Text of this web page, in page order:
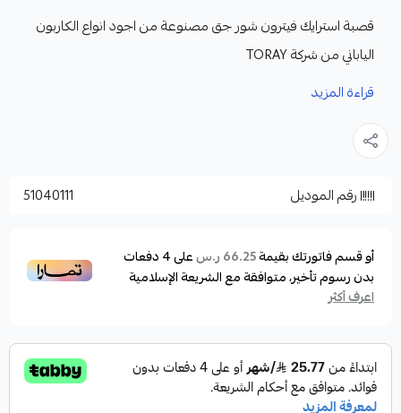
قصبة استرايك فيترون شور جق مصنوعة من اجود انواع الكاربون
الياباني من شركة TORAY
الميزات:
مظهرًا عصريًا وجذابًا.
طول الصنارة، تضمن انسيابية الخيط ورميات دقيقة.
حلقات حلقات القصبة دبل تعني أن قاعدة الحلقة تتكون
هذا التصميم يوفر قوة وثباتًا أكبر للحلقة، خاصة عند
تعرضها لضغوط عالية أثناء الرمي وسحب الأسماك الكبيرة
مقبض مريح: يوفر قبضة قوية وثابتة، مما يقلل من التعب
قراءة المزيد
رقم الموديل 51040111
أو قسم فاتورتك بقيمة66.25 ر.س على4دفعات
بدون رسوم تأخير، متوافقة مع الشريعة الإسلامية
اعرف أكثر